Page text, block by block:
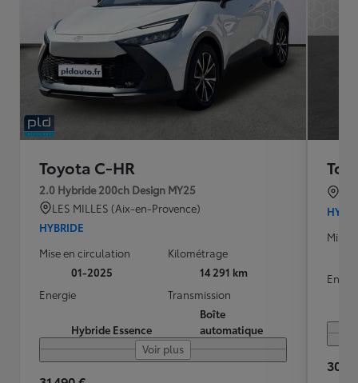
Toyota C-HR
2.0 Hybride 200ch Design MY25
LES MILLES (Aix-en-Provence)
HYBRIDE
Mise en circulation
01-2025
Kilométrage
14 291 km
Energie
Hybride Essence
Transmission
Boîte
automatique
Voir plus
Mise
30